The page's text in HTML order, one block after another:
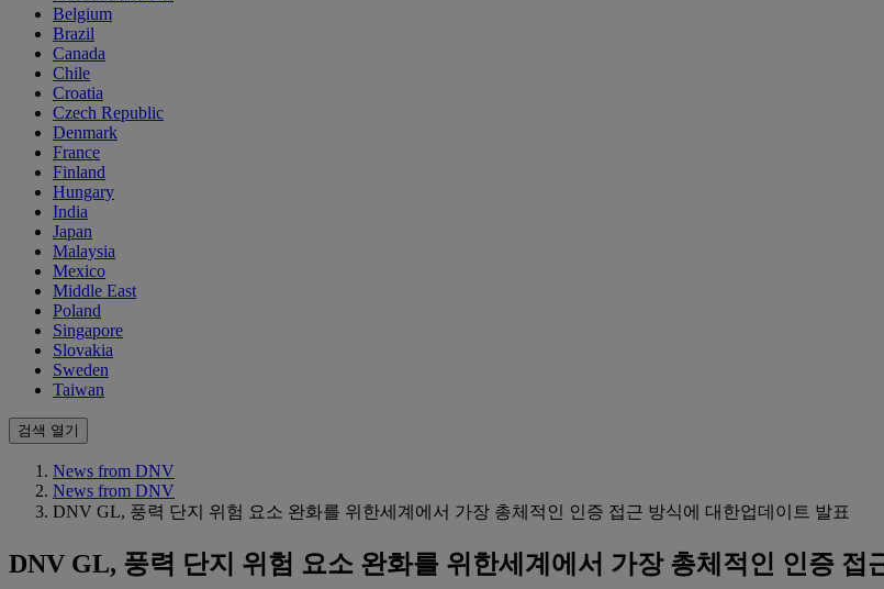
Belgium
Brazil
Canada
Chile
Croatia
Czech Republic
Denmark
France
Finland
Hungary
India
Japan
Malaysia
Mexico
Middle East
Poland
Singapore
Slovakia
Sweden
Taiwan
검색 열기
News from DNV
News from DNV
DNV GL, 풍력 단지 위험 요소 완화를 위한세계에서 가장 총체적인 인증 접근 방식에 대한업데이트 발표
DNV GL, 풍력 단지 위험 요소 완화를 위한세계에서 가장 총체적인 인증 접